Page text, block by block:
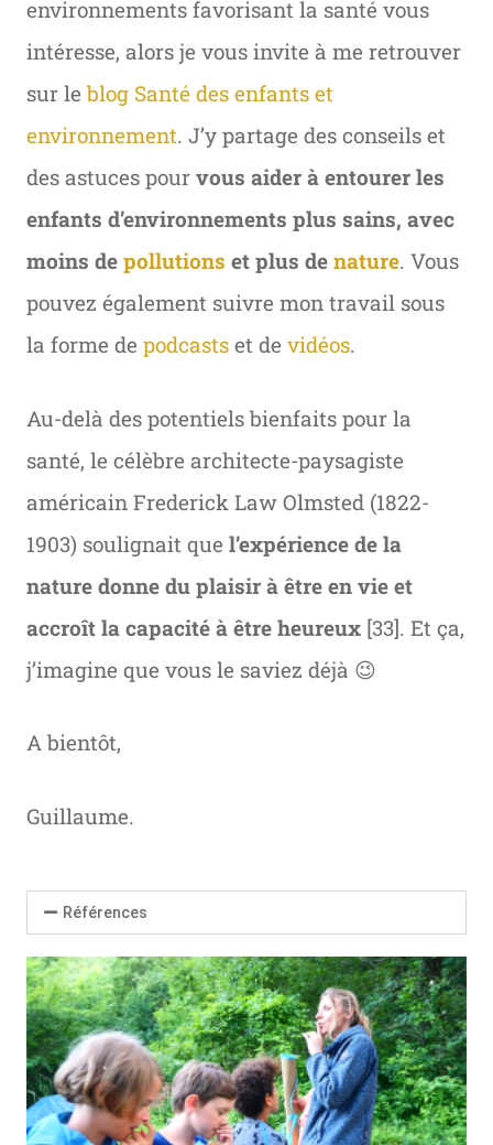
environnements favorisant la santé vous
intéresse, alors je vous invite à me retrouver
sur le blog Santé des enfants et
environnement. J’y partage des conseils et
des astuces pour vous aider à entourer les
enfants d’environnements plus sains, avec
moins de pollutions et plus de nature. Vous
pouvez également suivre mon travail sous
la forme de podcasts et de vidéos.
Au-delà des potentiels bienfaits pour la
santé, le célèbre architecte-paysagiste
américain Frederick Law Olmsted (1822-
1903) soulignait que l’expérience de la
nature donne du plaisir à être en vie et
accroît la capacité à être heureux [33]. Et ça,
j’imagine que vous le saviez déjà 😉
A bientôt,
Guillaume.
Références